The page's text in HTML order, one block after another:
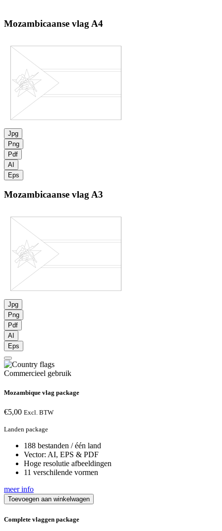
Mozambicaanse vlag A4
Jpg
Png
Pdf
AI
Eps
Mozambicaanse vlagA3
Jpg
Png
Pdf
AI
Eps
Commercieel gebruik
Mozambique vlag package
€5,00 Excl. BTW
Landen package
188 bestanden / één land
Vector: AI, EPS & PDF
Hoge resolutie afbeeldingen
11 verschilende vormen
meer info
Toevoegen aan winkelwagen
Complete vlaggen package